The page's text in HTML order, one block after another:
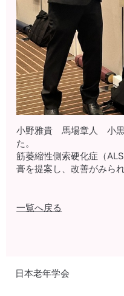
小野雅貴 馬場章人 小
た。
筋萎縮性側索硬化症（
膏を提案し、改善がみら
一覧へ戻る
日本老年学会